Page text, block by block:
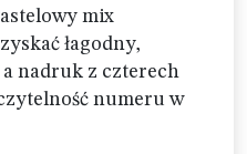
mix
łagodny,
nadruk z czterech
numeru w